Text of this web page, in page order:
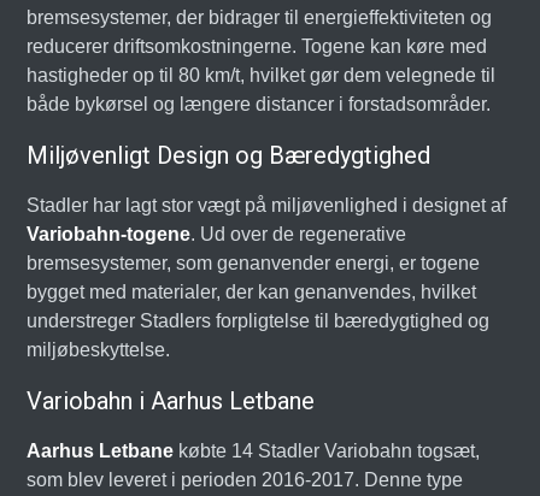
bremsesystemer, der bidrager til energieffektiviteten og
reducerer driftsomkostningerne. Togene kan køre med
hastigheder op til 80 km/t, hvilket gør dem velegnede til
både bykørsel og længere distancer i forstadsområder.
Miljøvenligt Design og Bæredygtighed
Stadler har lagt stor vægt på miljøvenlighed i designet af
Variobahn-togene. Ud over de regenerative
bremsesystemer, som genanvender energi, er togene
bygget med materialer, der kan genanvendes, hvilket
understreger Stadlers forpligtelse til bæredygtighed og
miljøbeskyttelse.
Variobahn i Aarhus Letbane
Aarhus Letbane købte 14 Stadler Variobahn togsæt,
som blev leveret i perioden 2016-2017. Denne type